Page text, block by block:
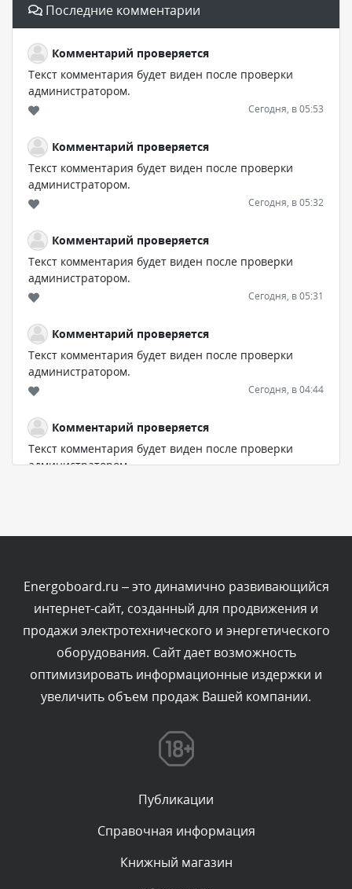
Последние комментарии
Комментарий проверяется
Текст комментария будет виден после проверки
администратором.
Сегодня, в 05:53
Комментарий проверяется
Текст комментария будет виден после проверки
администратором.
Сегодня, в 05:32
Комментарий проверяется
Текст комментария будет виден после проверки
администратором.
Сегодня, в 05:31
Комментарий проверяется
Текст комментария будет виден после проверки
администратором.
Сегодня, в 04:44
Комментарий проверяется
Текст комментария будет виден после проверки
администратором.
Комментарий проверяется
Текст комментария будет виден после проверки
администратором.
Сегодня, в 01:33
Комментарий проверяется
Текст комментария будет виден после проверки
Комментарий проверяется
Текст комментария будет виден после проверки
администратором.
Energoboard.ru – это динамично развивающийся
интернет-сайт, созданный для продвижения и
продажи электротехнического и энергетического
оборудования. Сайт дает возможность
оптимизировать информационные издержки и
увеличить объем продаж Вашей компании.
Публикации
Справочная информация
Книжный магазин